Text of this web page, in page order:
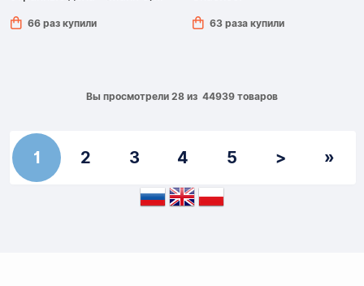
66 раз купили 63 раза купили
Вы просмотрели 28 из 44939 товаров
1 2 3 4 5 > »